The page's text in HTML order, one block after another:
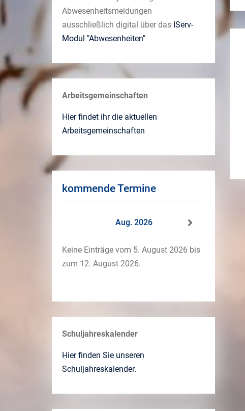
Abwesenheitsmeldungen
ausschließlich digital über das IServ-
Modul "Abwesenheiten"
Arbeitsgemeinschaften
Hier findet ihr die aktuellen
Arbeitsgemeinschaften
kommende Termine
Aug. 2026
Keine Einträge vom 5. August 2026 bis
zum 12. August 2026.
Schuljahreskalender
Hier finden Sie unseren
Schuljahreskalender.